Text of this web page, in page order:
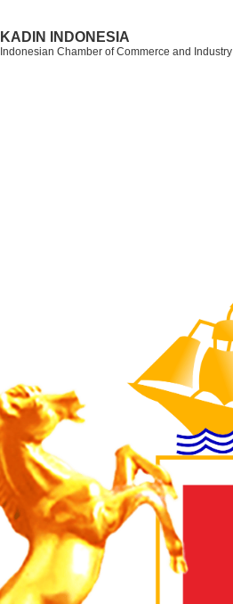
KADIN INDONESIA
Indonesian Chamber of Commerce and Industry